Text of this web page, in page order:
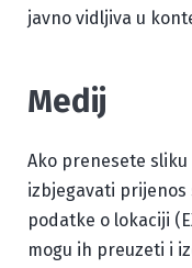
javno vidljiva u
Medij
Ako prenesete
izbjegavati prijenos
podatke o lokaciji
mogu ih preuzeti i